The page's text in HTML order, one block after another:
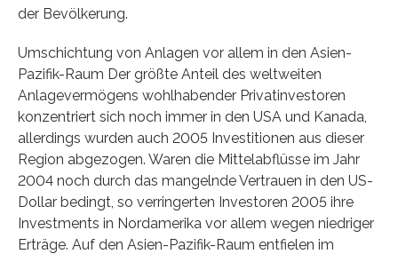
der Bevölkerung.
Umschichtung von Anlagen vor allem in den Asien-
Pazifik-Raum Der größte Anteil des weltweiten
Anlagevermögens wohlhabender Privatinvestoren
konzentriert sich noch immer in den USA und Kanada,
allerdings wurden auch 2005 Investitionen aus dieser
Region abgezogen. Waren die Mittelabflüsse im Jahr
2004 noch durch das mangelnde Vertrauen in den US-
Dollar bedingt, so verringerten Investoren 2005 ihre
Investments in Nordamerika vor allem wegen niedriger
Erträge. Auf den Asien-Pazifik-Raum entfielen im